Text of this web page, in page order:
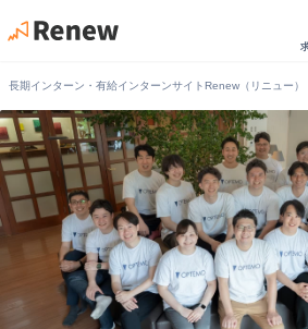
長期インターン・有給インターンサイトRenew（リニュー）